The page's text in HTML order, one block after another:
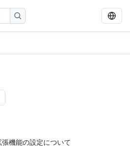
機能の設定について